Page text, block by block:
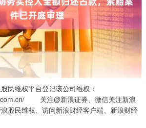
维权平台登记该公司维权：
关注@新浪证券、微信关注新浪
股民维权、访问新浪财经客户端、新浪财经